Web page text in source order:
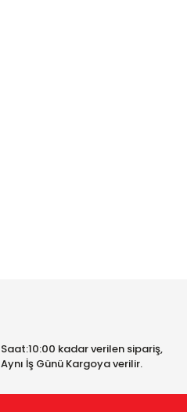
Saat:10:00 kadar verilen sipariş,
Aynı İş Günü Kargoya verilir.